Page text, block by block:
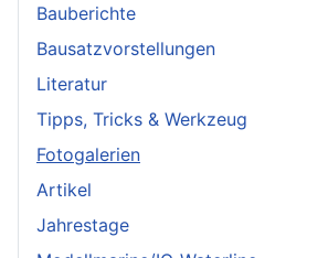
Bauberichte
Bausatzvorstellungen
Literatur
Tipps, Tricks & Werkzeug
Fotogalerien
Artikel
Jahrestage